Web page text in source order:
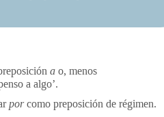
a o, menos
a algo’.
porcomo preposición de régimen.